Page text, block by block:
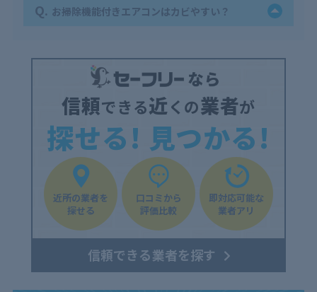
Q. お掃除機能付きエアコンはカビやすい？
信頼できる近くの業者が
探せる! 見つかる!
近所の業者を
探せる
口コミから
評価比較
即対応可能な
業者アリ
信頼できる業者を探す